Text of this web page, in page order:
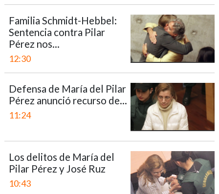
Familia Schmidt-Hebbel:
Sentencia contra Pilar
Pérez nos...
12:30
Defensa de María del Pilar
Pérez anunció recurso de...
11:24
Los delitos de María del
Pilar Pérez y José Ruz
10:43